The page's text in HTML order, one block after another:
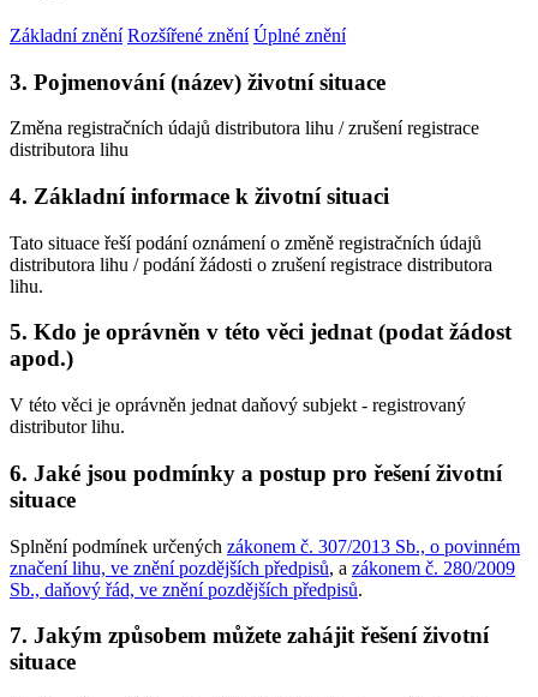
Základní znění Rozšířené znění Úplné znění
3. Pojmenování (název) životní situace
Změna registračních údajů distributora lihu / zrušení registrace
distributora lihu
4. Základní informace k životní situaci
Tato situace řeší podání oznámení o změně registračních údajů
distributora lihu / podání žádosti o zrušení registrace distributora
lihu.
5. Kdo je oprávněn v této věci jednat (podat žádost
apod.)
V této věci je oprávněn jednat daňový subjekt - registrovaný
distributor lihu.
6. Jaké jsou podmínky a postup pro řešení životní
situace
Splnění podmínek určených zákonem č. 307/2013 Sb., o povinném
značení lihu, ve znění pozdějších předpisů, a zákonem č. 280/2009
Sb., daňový řád, ve znění pozdějších předpisů.
7. Jakým způsobem můžete zahájit řešení životní
situace